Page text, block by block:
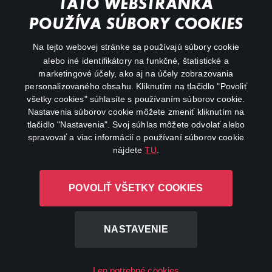
POUŽÍVA SÚBORY COOKIES
Na tejto webovej stránke sa používajú súbory cookie
alebo iné identifikátory na funkčné, štatistické a
marketingové účely, ako aj na účely zobrazovania
personalizovaného obsahu. Kliknutím na tlačidlo "Povoliť
všetky cookies" súhlasíte s používaním súborov cookie.
Nastavenia súborov cookie môžete zmeniť kliknutím na
tlačidlo "Nastavenia". Svoj súhlas môžete odvolať alebo
spravovať a viac informácií o používaní súborov cookie
nájdeteTU
POVOLIŤ VŠETKY COOKIES
NASTAVENIE
O aplikácii Canal+
Canal+ Luxembourg S. à r.l. so sídlom Rue Albert Borschette 4,